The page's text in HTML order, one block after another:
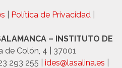
Política de Privacidad
– INSTITUTO DE
de Colón, 4 | 37001
293 255 | ides@lasalina.es